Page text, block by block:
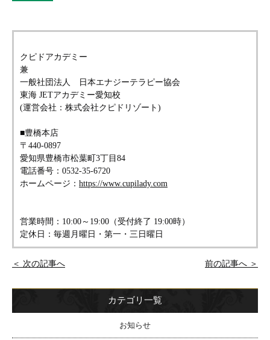
クピドアカデミー
兼
一般社団法人 日本エナジーテラピー協会
東海 JETアカデミー愛知校
(運営会社：株式会社クピドリゾート)
■豊橋本店
〒440-0897
愛知県豊橋市松葉町3丁目84
電話番号：0532-35-6720
ホームページ： https://www.cupilady.com
営業時間：10:00～19:00（受付終了 19:00時）
定休日：毎週月曜日・第一・三日曜日
＜ 次の記事へ 前の記事へ ＞
カテゴリ一覧
お知らせ